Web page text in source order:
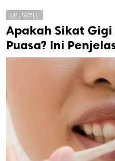
cipta.
LIFESTYLE
Apakah Sikat
Puasa? Ini